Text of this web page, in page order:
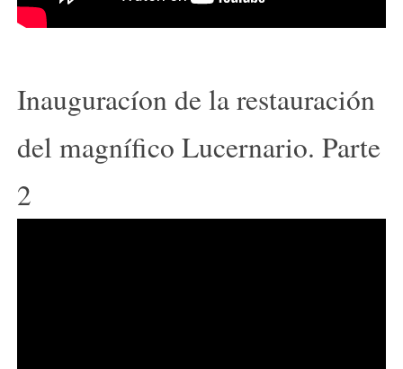
Inauguracíon de la restauración
del magnífico Lucernario. Parte
2